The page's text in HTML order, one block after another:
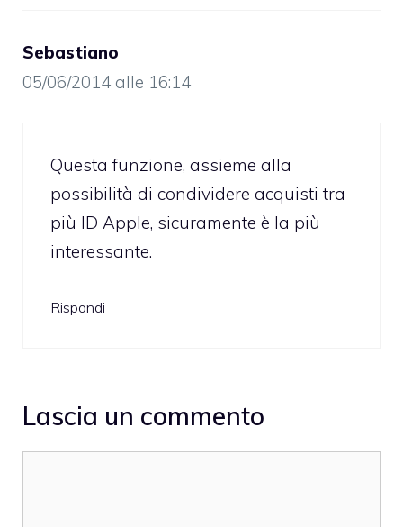
Sebastiano
05/06/2014 alle 16:14
Questa funzione, assieme alla
possibilità di condividere acquisti tra
più ID Apple, sicuramente è la più
interessante.
Rispondi
Lascia un commento